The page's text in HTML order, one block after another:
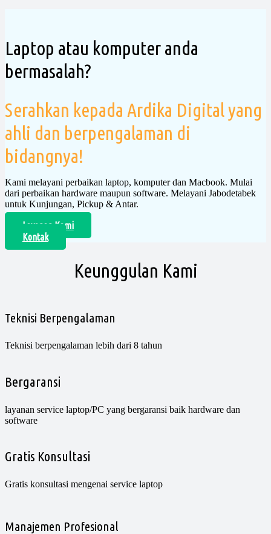
Laptop atau komputer anda
bermasalah?
Serahkan kepada Ardika Digital yang
ahli dan berpengalaman di
bidangnya!
Kami melayani perbaikan laptop, komputer dan Macbook. Mulai
dari perbaikan hardware maupun software. Melayani Jabodetabek
untuk Kunjungan, Pickup & Antar.
Layanan Kami
Kontak
Keunggulan Kami
Teknisi Berpengalaman
Teknisi berpengalaman lebih dari 8 tahun
Bergaransi
layanan service laptop/PC yang bergaransi baik hardware dan
software
Gratis Konsultasi
Gratis konsultasi mengenai service laptop
Manajemen Profesional